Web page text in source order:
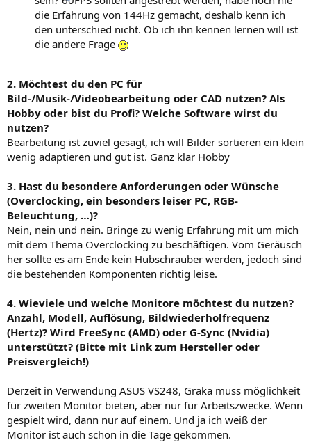
die Erfahrung von 144Hz gemacht, deshalb kenn ich
den unterschied nicht. Ob ich ihn kennen lernen will ist
die andere Frage
2. Möchtest du den PC für
Bild-/Musik-/Videobearbeitung oder CAD nutzen? Als
Hobby oder bist du Profi? Welche Software wirst du
nutzen?
Bearbeitung ist zuviel gesagt, ich will Bilder sortieren ein klein
wenig adaptieren und gut ist. Ganz klar Hobby
3. Hast du besondere Anforderungen oder Wünsche
(Overclocking, ein besonders leiser PC, RGB-
Beleuchtung, …)?
Nein, nein und nein. Bringe zu wenig Erfahrung mit um mich
mit dem Thema Overclocking zu beschäftigen. Vom Geräusch
her sollte es am Ende kein Hubschrauber werden, jedoch sind
die bestehenden Komponenten richtig leise.
4. Wieviele und welche Monitore möchtest du nutzen?
Anzahl, Modell, Auflösung, Bildwiederholfrequenz
(Hertz)? Wird FreeSync (AMD) oder G-Sync (Nvidia)
unterstützt? (Bitte mit Link zum Hersteller oder
Preisvergleich!)
Derzeit in Verwendung ASUS VS248, Graka muss möglichkeit
für zweiten Monitor bieten, aber nur für Arbeitszwecke. Wenn
gespielt wird, dann nur auf einem. Und ja ich weiß der
Monitor ist auch schon in die Tage gekommen.